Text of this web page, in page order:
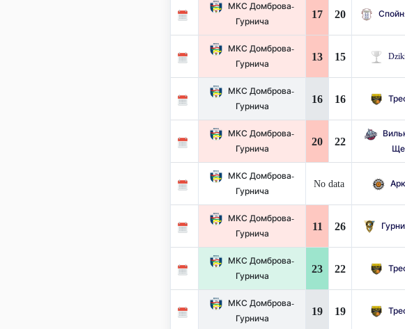
МКС Домброва-
Гурнича
17 20
МКС Домброва-
Гурнича
13 15
МКС Домброва-
Гурнича
16 16
МКС Домброва-
Гурнича
20 22
МКС Домброва-
Гурнича
No data
МКС Домброва-
Гурнича
11 26
МКС Домброва-
Гурнича
23 22
МКС Домброва-
Гурнича
19 19